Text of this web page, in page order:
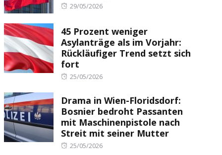
Posted
29/05/2026
45 Prozent weniger
Asylanträge als im Vorjahr:
Rückläufiger Trend setzt sich
fort
Posted
25/05/2026
Drama in Wien-Floridsdorf:
Bosnier bedroht Passanten
mit Maschinenpistole nach
Streit mit seiner Mutter
Posted
25/05/2026